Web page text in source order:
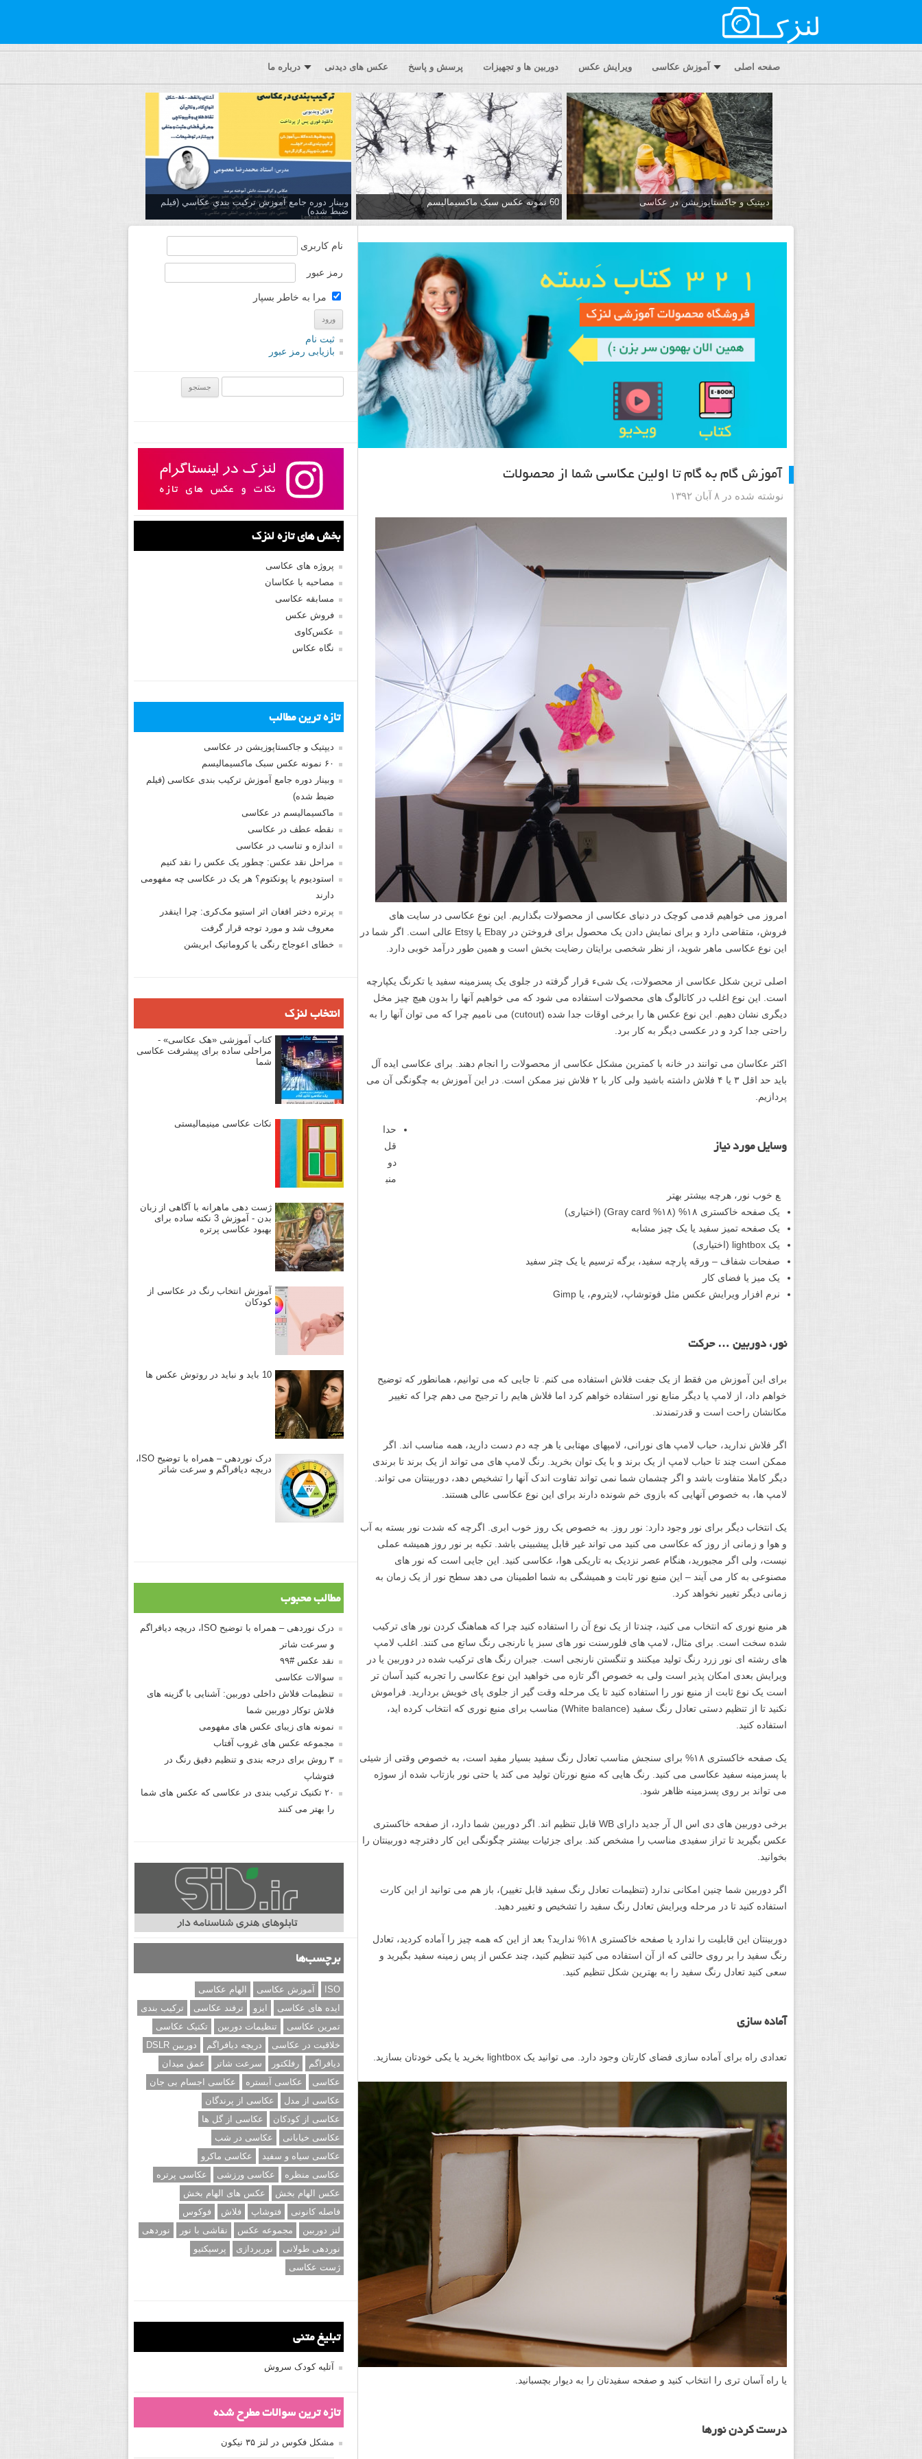
صفحه اصلی آموزش عکاسی ویرایش عکس دوربین ها و تجهیزات پرسش و پاسخ عکس های دیدنی درباره ما
دیپتیک و جاکستا‌پوزیشن در عکاسی 60 نمونه عکس سبک ماکسیمالیسم
وبینار دوره جامع آموزش تركيب بندي عكاسي (فیلم
ضبط شده)
آموزش گام به گام تا اولین عکاسی شما از محصولات
نوشته شده در ۸ آبان ۱۳۹۲
امروز می خواهیم قدمی کوچک در دنیای عکاسی از محصولات بگذاریم. این نوع عکاسی در سایت های
فروش، متقاضی دارد و برای نمایش دادن یک محصول برای فروختن در Ebay یا Etsy عالی است. اگر شما در
این نوع عکاسی ماهر شوید، از نظر شخصی برایتان رضایت بخش است و همین طور درآمد خوبی دارد.
اصلی ترین شکل عکاسی از محصولات، یک شیء قرار گرفته در جلوی یک پسزمینه سفید یا تکرنگ یکپارچه
است. این نوع اغلب در کاتالوگ های محصولات استفاده می شود که می خواهیم آنها را بدون هیچ چیز مخل
دیگری نشان دهیم. این نوع عکس ها را برخی اوقات جدا شده (cutout) می نامیم چرا که می توان آنها را به
راحتی جدا کرد و در عکسی دیگر به کار برد.
اکثر عکاسان می توانند در خانه با کمترین مشکل عکاسی از محصولات را انجام دهند. برای عکاسی ایده آل
باید حد اقل ۳ یا ۴ فلاش داشته باشید ولی کار با ۲ فلاش نیز ممکن است. در این آموزش به چگونگی آن می
پردازیم.
وسایل مورد نیاز
حدا
قل
دو
منب
ع خوب نور، هرچه بیشتر بهتر
یک صفحه خاکستری ۱۸% (۱۸% Gray card) (اختیاری)
یک صفحه تمیز سفید یا یک چیز مشابه
یک lightbox (اختیاری)
صفحات شفاف – ورقه پارچه سفید، برگه ترسیم یا یک چتر سفید
یک میز یا فضای کار
نرم افزار ویرایش عکس مثل فوتوشاپ، لایتروم، یا Gimp
نور، دوربین … حرکت
برای این آموزش من فقط از یک جفت فلاش استفاده می کنم. تا جایی که می توانیم، همانطور که توضیح
خواهم داد، از لامپ یا دیگر منابع نور استفاده خواهم کرد اما فلاش هایم را ترجیح می دهم چرا که تغییر
مکانشان راحت است و قدرتمندند.
اگر فلاش ندارید، حباب لامپ های نورانی، لامپهای مهتابی یا هر چه دم دست دارید، همه مناسب اند. اگر
ممکن است چند تا حباب لامپ از یک برند و با یک توان بخرید. رنگ لامپ های می تواند از یک برند تا برندی
دیگر کاملا متفاوت باشد و اگر چشمان شما نمی تواند تفاوت اندک آنها را تشخیص دهد، دوربینتان می تواند.
لامپ ها، به خصوص آنهایی که بازوی خم شونده دارند برای این نوع عکاسی عالی هستند.
یک انتخاب دیگر برای نور وجود دارد: نور روز. به خصوص یک روز خوب ابری. اگرچه که شدت نور بسته به آب
و هوا و زمانی از روز که عکاسی می کنید می تواند غیر قابل پیشبینی باشد. تکیه بر نور روز همیشه عملی
نیست، ولی اگر مجبورید، هنگام عصر نزدیک به تاریکی هوا، عکاسی کنید. این جایی است که نور های
مصنوعی به کار می آیند – این منبع نور ثابت و همیشگی به شما اطمینان می دهد سطح نور از یک زمان به
زمانی دیگر تغییر نخواهد کرد.
هر منبع نوری که انتخاب می کنید، چندتا از یک نوع آن را استفاده کنید چرا که هماهنگ کردن نور های ترکیب
شده سخت است. برای مثال، لامپ های فلورسنت نور های سبز یا نارنجی رنگ ساتع می کنند. اغلب لامپ
های رشته ای نور زرد رنگ تولید میکنند و تنگستن نارنجی است. جبران رنگ های ترکیب شده در دوربین یا در
ویرایش بعدی امکان پذیر است ولی به خصوص اگر تازه می خواهید این نوع عکاسی را تجربه کنید آسان تر
است یک نوع ثابت از منبع نور را استفاده کنید تا یک مرحله وقت گیر از جلوی پای خویش بردارید. فراموش
نکنید تا از تنظیم دستی تعادل رنگ سفید (White balance) مناسب برای منبع نوری که انتخاب کرده اید،
استفاده کنید.
یک صفحه خاکستری ۱۸% برای سنجش مناسب تعادل رنگ سفید بسیار مفید است، به خصوص وقتی از شیئی
با پسزمینه سفید عکاسی می کنید. رنگ هایی که منبع نورتان تولید می کند یا حتی نور بازتاب شده از سوژه
می تواند بر روی پسزمینه ظاهر شود.
برخی دوربین های دی اس ال آر جدید دارای WB قابل تنظیم اند. اگر دوربین شما دارد، از صفحه خاکستری
عکس بگیرید تا تراز سفیدی مناسب را مشخص کند. برای جزئیات بیشتر چگونگی این کار دفترچه دوربینتان را
بخوانید.
اگر دوربین شما چنین امکانی ندارد (تنظیمات تعادل رنگ سفید قابل تغییر)، باز هم می توانید از این کارت
استفاده کنید تا در مرحله ویرایش تعادل رنگ سفید را تشخیص و تغییر دهید.
دوربینتان این قابلیت را ندارد یا صفحه خاکستری ۱۸% ندارید؟ بعد از این که همه چیز را آماده کردید، تعادل
رنگ سفید را بر روی حالتی که از آن استفاده می کنید تنظیم کنید، چند عکس از پس زمینه سفید بگیرید و
سعی کنید تعادل رنگ سفید را به بهترین شکل تنظیم کنید.
آماده سازی
تعدادی راه برای آماده سازی فضای کارتان وجود دارد. می توانید یک lightbox بخرید یا یکی خودتان بسازید.
یا راه آسان تری را انتخاب کنید و صفحه سفیدتان را به دیوار بچسبانید.
نام کاربری
رمز عبور
مرا به خاطر بسپار
ثبت نام
بازیابی رمز عبور
بخش های تازه لنزک
پروژه های عکاسی
مصاحبه با عکاسان
مسابقه عکاسی
فروش عکس
عکس‌کاوی
نگاه عکاس
تازه ترین مطالب
دیپتیک و جاکستا‌پوزیشن در عکاسی
۶۰ نمونه عکس سبک ماکسیمالیسم
وبینار دوره جامع آموزش ترکیب بندی عکاسی (فیلم
ضبط شده)
ماکسیمالیسم در عکاسی
نقطه عطف در عکاسی
اندازه و تناسب در عکاسی
مراحل نقد عکس: چطور یک عکس را نقد کنیم
استودیوم یا پونکتوم؟ هر یک در عکاسی چه مفهومی
دارند
پرتره دختر افغان اثر استیو مک‌کری: چرا اینقدر
معروف شد و مورد توجه قرار گرفت
خطای اعوجاج رنگی یا کروماتیک ابریشن
انتخاب لنزک
کتاب آموزشی «هک عکاسی» -
مراحلی ساده برای پیشرفت عکاسی
شما
نکات عکاسی مینیمالیستی
ژست دهی ماهرانه با آگاهی از زبان
بدن - آموزش 3 نکته ساده برای
بهبود عکاسی پرتره
آموزش انتخاب رنگ در عکاسی از
کودکان
10 باید و نباید در روتوش عکس ها
درک نوردهی – همراه با توضیح ISO،
دریچه دیافراگم و سرعت شاتر
مطالب محبوب
درک نوردهی – همراه با توضیح ISO، دریچه دیافراگم
و سرعت شاتر
نقد عکس #۹۹
سوالات عکاسی
تنظیمات فلاش داخلی دوربین: آشنایی با گزینه های
فلاش توکار دوربین شما
نمونه های زیبای عکس های مفهومی
مجموعه عکس های غروب آفتاب
۳ روش برای درجه بندی و تنظیم دقیق رنگ در
فتوشاپ
۲۰ تکنیک ترکیب بندی در عکاسی که عکس های شما
را بهتر می کنند
برچسب‌ها
ISO آموزش عکاسی
الهام عکاسی
ایده های عکاسی
ایزو ترفند عکاسی
ترکیب بندی
تمرین عکاسی
تنظیمات دوربین
تکنیک عکاسی
خلاقیت در عکاسی
دریچه دیافراگم
دوربین DSLR
دیافراگم
رفلکتور سرعت شاتر
عمق میدان
عکاسی
عکاسی آبستره
عکاسی اجسام بی جان
عکاسی از مدل
عکاسی از پرندگان
عکاسی از کودکان
عکاسی از گل ها
عکاسی خیابانی
عکاسی در شب
عکاسی سیاه و سفید
عکاسی ماکرو
عکاسی منظره
عکاسی ورزشی
عکاسی پرتره
عکس الهام بخش
عکس های الهام بخش
فاصله کانونی
فتوشاپ فلاش
فوکوس
لنز دوربین
مجموعه عکس نقاشی با نور
نوردهی
نوردهی طولانی
نورپردازی
پرسپکتیو
ژست عکاسی
تبلیغ متنی
آتلیه کودک سروش
تازه ترین سوالات مطرح شده
مشکل فکوس در لنز ۳۵ نیکون